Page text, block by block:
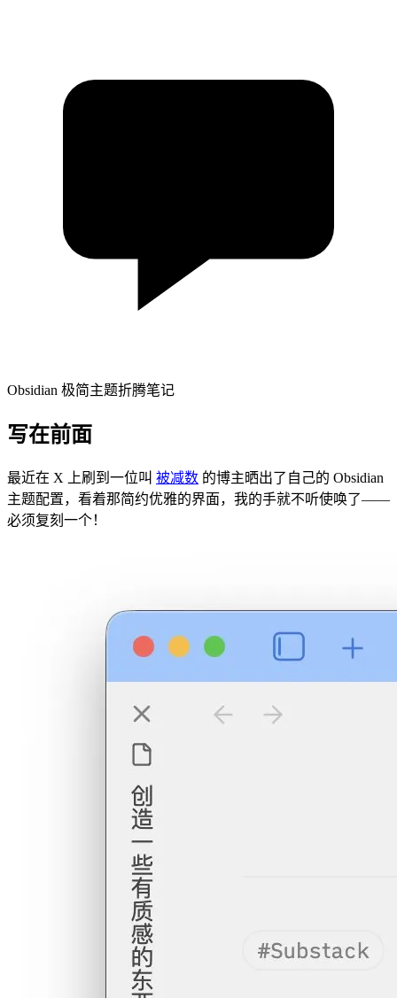
Obsidian 极简主题折腾笔记
写在前面
最近在 X 上刷到一位叫 被减数 的博主晒出了自己的 Obsidian
主题配置，看着那简约优雅的界面，我的手就不听使唤了——
必须复刻一个！